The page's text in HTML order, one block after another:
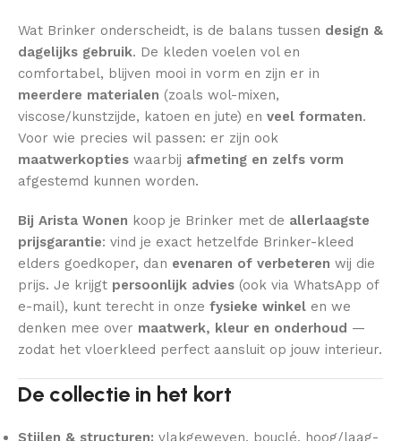
Wat Brinker onderscheidt, is de balans tussen design &
dagelijks gebruik. De kleden voelen vol en
comfortabel, blijven mooi in vorm en zijn er in
meerdere materialen (zoals wol-mixen,
viscose/kunstzijde, katoen en jute) en veel formaten.
Voor wie precies wil passen: er zijn ook
maatwerkopties waarbij afmeting en zelfs vorm
afgestemd kunnen worden.
Bij Arista Wonen koop je Brinker met de allerlaagste
prijsgarantie: vind je exact hetzelfde Brinker-kleed
elders goedkoper, dan evenaren of verbeteren wij die
prijs. Je krijgt persoonlijk advies (ook via WhatsApp of
e-mail), kunt terecht in onze fysieke winkel en we
denken mee over maatwerk, kleur en onderhoud —
zodat het vloerkleed perfect aansluit op jouw interieur.
De collectie in het kort
Stijlen & structuren: vlakgeweven, bouclé, hoog/laag-